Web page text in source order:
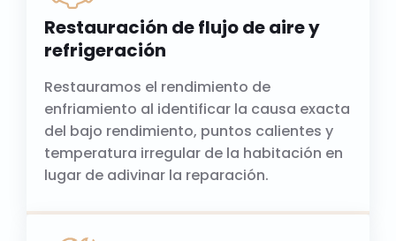
Restauración de flujo de aire y
refrigeración
Restauramos el rendimiento de
enfriamiento al identificar la causa exacta
del bajo rendimiento, puntos calientes y
temperatura irregular de la habitación en
lugar de adivinar la reparación.